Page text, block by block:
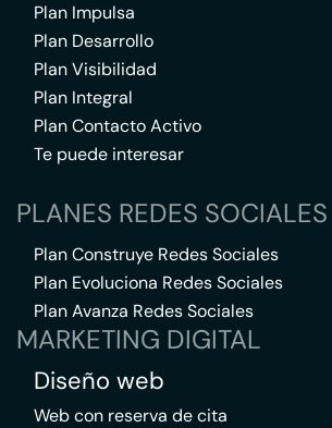
Plan Impulsa
Plan Desarrollo
Plan Visibilidad
Plan Integral
Plan Contacto Activo
Te puede interesar
PLANES REDES SOCIALES
Plan Construye Redes Sociales
Plan Evoluciona Redes Sociales
Plan Avanza Redes Sociales
MARKETING DIGITAL
Diseño web
Web con reserva de cita